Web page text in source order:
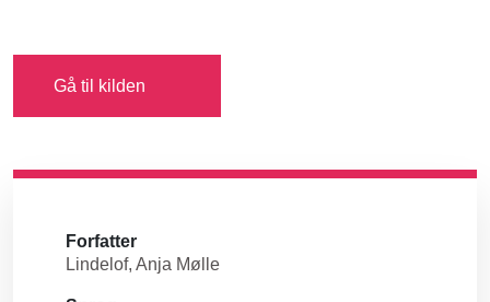
Gå til kilden
Forfatter
Lindelof, Anja Mølle